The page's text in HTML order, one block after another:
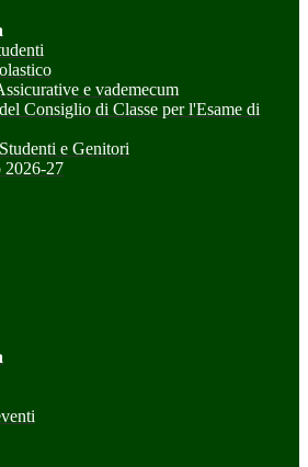
e vademecum
Consiglio di Classe per l'Esame di
e Genitori
2026-27